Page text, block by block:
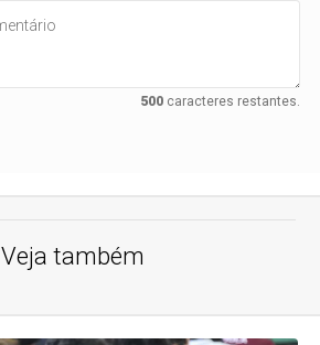
500caracteres restantes.
Veja também